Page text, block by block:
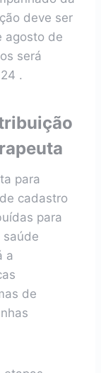
deve ser
agosto de
será
.
para
cadastro
para
a
de